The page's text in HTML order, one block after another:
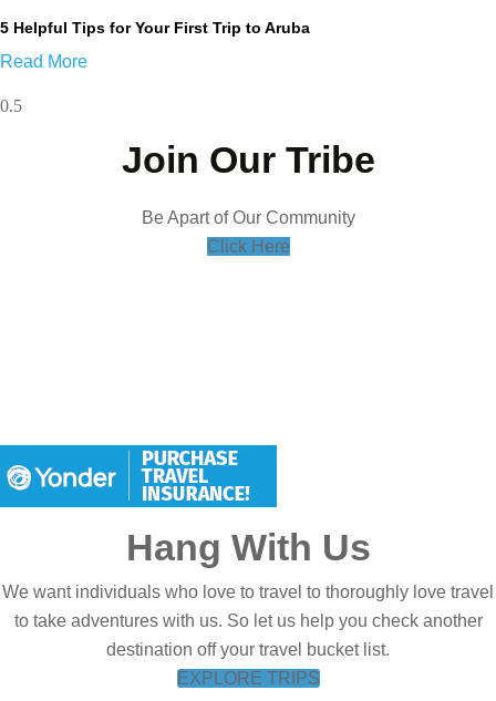
5 Helpful Tips for Your First Trip to Aruba
Read More
Join Our Tribe
Be Apart of Our Community
Click Here
Hang With Us
We want individuals who love to travel to thoroughly love travel
to take adventures with us. So let us help you check another
destination off your travel bucket list.
EXPLORE TRIPS